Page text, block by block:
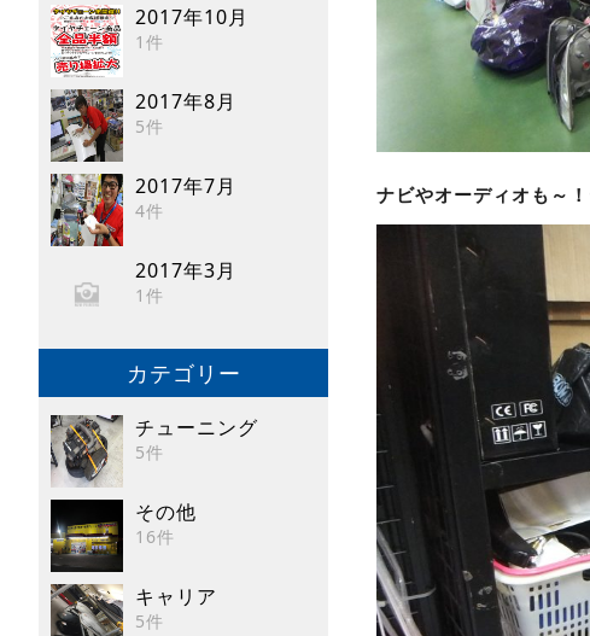
2017年10月
1件
2017年8月
5件
2017年7月
4件
2017年3月
1件
カテゴリー
チューニング
5件
その他
16件
キャリア
5件
ナビやオーディオも～